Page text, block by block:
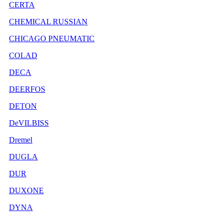
CERTA
CHEMICAL RUSSIAN
CHICAGO PNEUMATIC
COLAD
DECA
DEERFOS
DETON
DeVILBISS
Dremel
DUGLA
DUR
DUXONE
DYNA